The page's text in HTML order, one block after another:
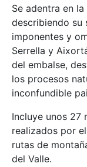
Se adentra en
describiendo su
imponentes y
Serrella y
del embalse,
los procesos
inconfundible
Incluye unos 27
realizados por
rutas de
del Valle.